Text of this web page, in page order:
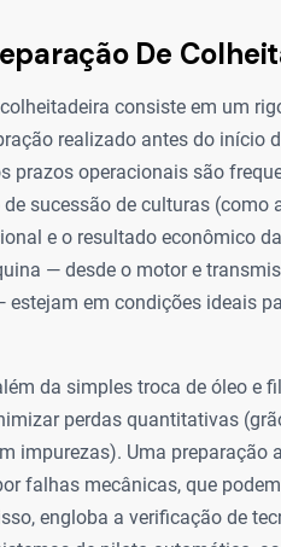
De
consiste em um
realizado antes do início
prazos operacionais são
sucessão de culturas (como
e o resultado econômico
— desde o motor e
estejam em condições ideais
da simples troca de óleo e
perdas quantitativas
impurezas). Uma preparação
falhas mecânicas, que
engloba a verificação de